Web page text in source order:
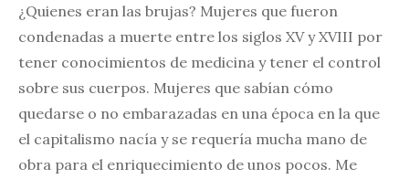
¿Quienes eran las brujas? Mujeres que fueron
condenadas a muerte entre los siglos XV y XVIII por
tener conocimientos de medicina y tener el control
sobre sus cuerpos. Mujeres que sabían cómo
quedarse o no embarazadas en una época en la que
el capitalismo nacía y se requería mucha mano de
obra para el enriquecimiento de unos pocos. Me